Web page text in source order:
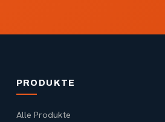
PRODUKTE
Alle Produkte